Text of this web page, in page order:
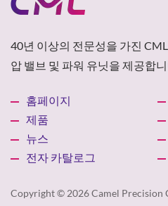
40년 이상의 전문성을 가진
압 밸브 및 파워 유닛을 제공합
홈페이지
제품
뉴스
전자 카탈로그
Copyright © 2026Camel Precision